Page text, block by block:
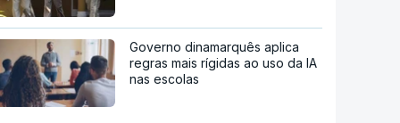
Governo dinamarquês aplica
regras mais rígidas ao uso da IA
nas escolas